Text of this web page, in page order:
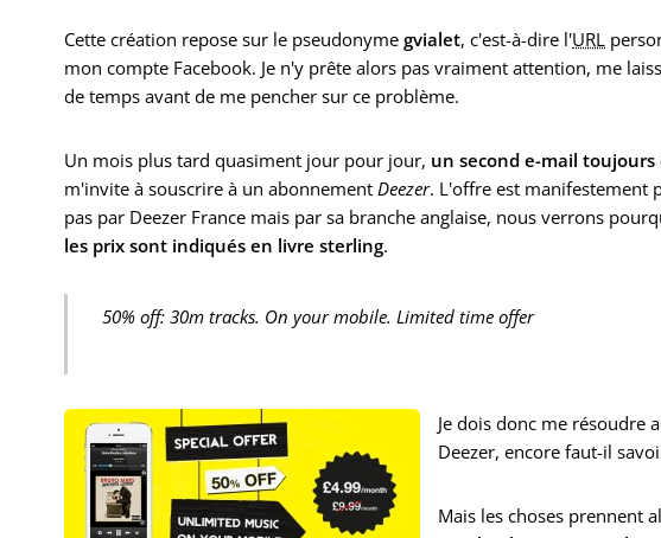
Cette création repose sur le pseudonymegvialet, c'est-à-dire l'URL
mon compte Facebook. Je n'y prête alors pas vraiment attention, me
de temps avant de me pencher sur ce problème.
Un mois plus tard quasiment jour pour jour, un second e-mail toujours
m'invite à souscrire à un abonnement Deezer. L'offre est manifestement
pas par Deezer France mais par sa branche anglaise, nous verrons
les prix sont indiqués en livre sterling.
50% off: 30m tracks. On your mobile. Limited time offer
Je dois donc me résoudre
Deezer, encore faut-il
Mais les choses prennent